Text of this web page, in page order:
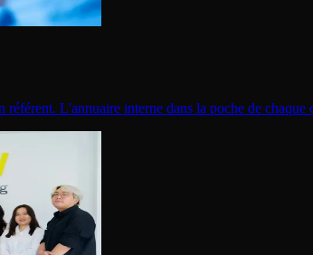
L'annuaire interne dans la poche de chaque